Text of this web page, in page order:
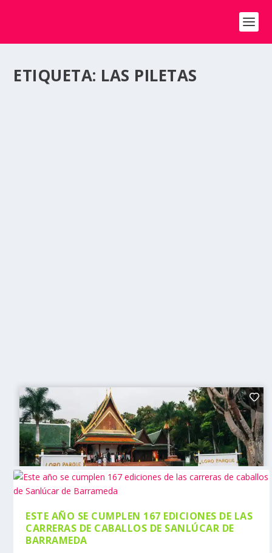
ETIQUETA: LAS PILETAS
ESTE AÑO SE CUMPLEN 167 EDICIONES DE LAS
CARRERAS DE CABALLOS DE SANLÚCAR DE
BARRAMEDA